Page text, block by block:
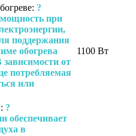
?
при
поддержания
обогрева
от
потребляемая
или
1100 Вт
?
обеспечивает
в